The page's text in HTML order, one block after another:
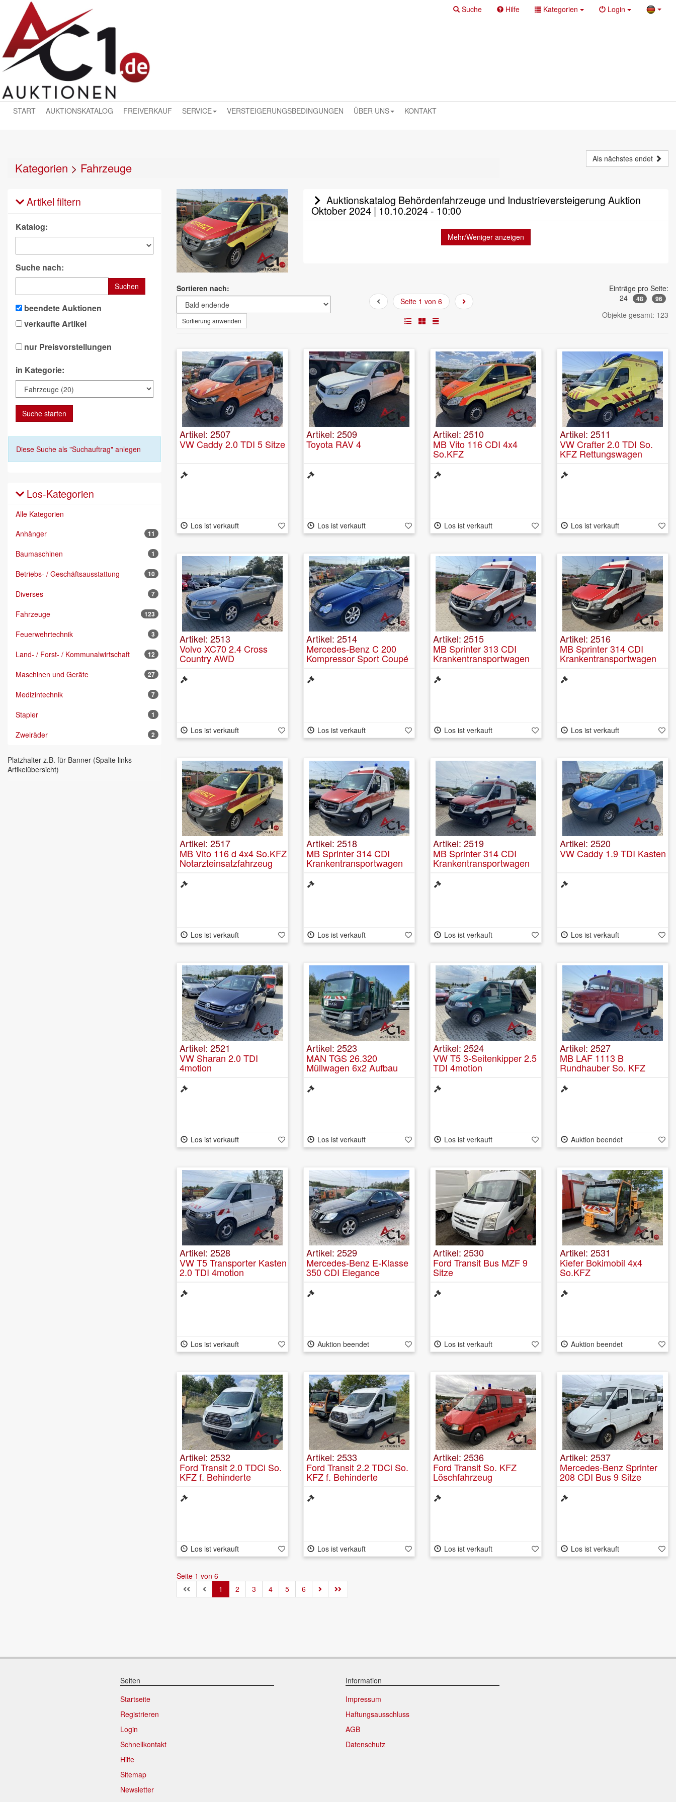
Suche Hilfe Kategorien Login
START AUKTIONSKATALOG FREIVERKAUF SERVICE VERSTEIGERUNGSBEDINGUNGEN ÜBER UNS KONTAKT
Kategorien > Fahrzeuge
Als nächstes endet
Artikel filtern
Katalog:
Suche nach:
Suchen
beendete Auktionen
verkaufte Artikel
nur Preisvorstellungen
in Kategorie:
Suche starten
Diese Suche als "Suchauftrag" anlegen
Los-Kategorien
Alle Kategorien
Anhänger
11
Baumaschinen 1
Betriebs- / Geschäftsausstattung 10
Diverses 7
Fahrzeuge 123
Feuerwehrtechnik 3
Land- / Forst- / Kommunalwirtschaft 12
Maschinen und Geräte 27
Medizintechnik 7
Stapler 1
Zweiräder 2
Platzhalter z.B. für Banner (Spalte links
Artikelübersicht)
Auktionskatalog Behördenfahrzeuge und Industrieversteigerung Auktion
Oktober 2024 | 10.10.2024 - 10:00
Mehr/Weniger anzeigen
Sortieren nach:
Sortierung anwenden
Seite 1 von 6
Einträge pro Seite:
24
48 96
Objekte gesamt: 123
Artikel: 2507
VW Caddy 2.0 TDI 5 Sitze
Los ist verkauft
Artikel: 2509
Toyota RAV 4
Los ist verkauft
Artikel: 2510
MB Vito 116 CDI 4x4
So.KFZ
Los ist verkauft
Artikel: 2511
VW Crafter 2.0 TDI So.
KFZ Rettungswagen
DELFIS inkl. FERNO-
Mondial Trage u. UTILA
Tragestuhl
Los ist verkauft
Artikel: 2513
Volvo XC70 2.4 Cross
Country AWD
Los ist verkauft
Artikel: 2514
Mercedes-Benz C 200
Kompressor Sport Coupé
Los ist verkauft
Artikel: 2515
MB Sprinter 313 CDI
Krankentransportwagen
inkl. Krankentragestuhl
Los ist verkauft
Artikel: 2516
MB Sprinter 314 CDI
Krankentransportwagen
inkl. Krankentragestuhl
Los ist verkauft
Artikel: 2517
MB Vito 116 d 4x4 So.KFZ
Notarzteinsatzfahrzeug
Los ist verkauft
Artikel: 2518
MB Sprinter 314 CDI
Krankentransportwagen
inkl. Krankentragestuhl
Los ist verkauft
Artikel: 2519
MB Sprinter 314 CDI
Krankentransportwagen
inkl. Krankentragestuhl
Los ist verkauft
Artikel: 2520
VW Caddy 1.9 TDI Kasten
Los ist verkauft
Artikel: 2521
VW Sharan 2.0 TDI
4motion
Los ist verkauft
Artikel: 2523
MAN TGS 26.320
Müllwagen 6x2 Aufbau
Zoeller Medium XL
Los ist verkauft
Artikel: 2524
VW T5 3-Seitenkipper 2.5
TDI 4motion
Los ist verkauft
Artikel: 2527
MB LAF 1113 B
Rundhauber So. KFZ
mit 1600 Liter Wassertank
Auktion beendet
Artikel: 2528
VW T5 Transporter Kasten
2.0 TDI 4motion
Los ist verkauft
Artikel: 2529
Mercedes-Benz E-Klasse
350 CDI Elegance
Auktion beendet
Artikel: 2530
Ford Transit Bus MZF 9
Sitze
Los ist verkauft
Artikel: 2531
Kiefer Bokimobil 4x4
So.KFZ
Auktion beendet
Artikel: 2532
Ford Transit 2.0 TDCi So.
KFZ f. Behinderte
Rollstuhlrampe 3 Sitze
Los ist verkauft
Artikel: 2533
Ford Transit 2.2 TDCi So.
KFZ f. Behinderte
Rollstuhlrampe 3 Sitze
Los ist verkauft
Artikel: 2536
Ford Transit So. KFZ
Löschfahrzeug
Tragkraftspritze TSF
Los ist verkauft
Artikel: 2537
Mercedes-Benz Sprinter
208 CDI Bus 9 Sitze
Los ist verkauft
Seite 1 von 6
1
2 3 4 5 6
Seiten
Startseite
Registrieren
Login
Schnellkontakt
Hilfe
Sitemap
Newsletter
Information
Impressum
Haftungsausschluss
AGB
Datenschutz